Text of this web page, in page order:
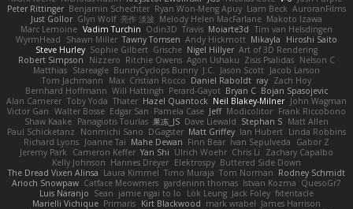
Peter Rittinger Benjamin Schechter Ryan Won-Meng Apuy Liam Beck AuroranFilms
Just Gollor Glyn Wolf 亮作 淡波 Melody Helen MacFarlane Makoto Izawa
Marc Lemoine Vadim Turchin Odin3D Travis Moiarte3d Tim van Helsdingen
WyrmHead
Shawn Miller Tawny Tomsen Andy Hickmott Mikayla
Hiroshi Saito
Steve Hurley Sophie Gilbert Grische Nigel Hillyer Art of 3D Rendering
Robert Simpson
Nizzero Ritchie Owens Agon Ushaku Zisis Psalidas Nelson C
Matthias Stareagle BunnyCyclops Bunny J.C. Jason Scott Jacob Larson
Tom Jachmann
Max Cristian Rocco Daniel Raboldt ray Zach Hoy
Bernhard Hoffmann Will Hattingh Perard-Gayot Bryan C Bojan Spasojevic
Alan Camerer Toby Yoda Thater Hazel Quantock Neil Blakey-Milner John Wagman
Victor Gan Walter Bosse Edgar San Pamela Case Jeff Modicolitor Frank Riccobono
Shaw Kaake Panagiotis Tourlas 果冻_JS Dave Liewald Stephan S Matt Allen
Paul Schicketanz
Norimichi Sano DGagster Matt Griffey Ian Hubert Linda Robbins
Richard Lyons Joanne Tai Mahe Dewan Finn Bear Ivan Sepulveda
Gabor Z
Jeremy Park
Cameron Keffer Yan Shi Ulrich Woehr Chris Li
Zachary Capalbo
Kelly Johnson Hannes Dreyer Elektrospy Buttered Side Down
The Dread Vixen Alinsa Laura Kimmel Timo Muraja Tom Norman Rodney Schmidt
Arioch Snowpaw Catface Meowmers gardeninn thomas Istvan Kozma QuesoGr7
Luis Naranjo Sean jamie ngai to lo Lök Leung Jack Foley fxtentacle
Marielli Vichique Primaris Kirt Blackwood mark wrabel James Harrison